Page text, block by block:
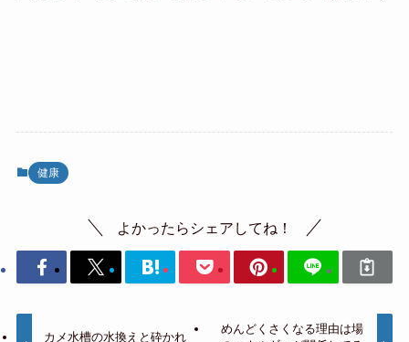
健康
よかったらシェアしてね！
カメ水槽の水換えと砕かれ
めんどくさくなる理由は場